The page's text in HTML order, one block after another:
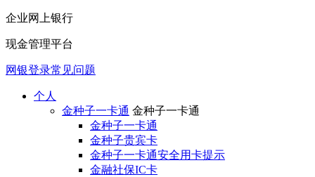
企业网上银行
现金管理平台
网银登录常见问题
个人
金种子一卡通 金种子一卡通
金种子一卡通
金种子贵宾卡
金种子一卡通安全用卡提示
金融社保IC卡